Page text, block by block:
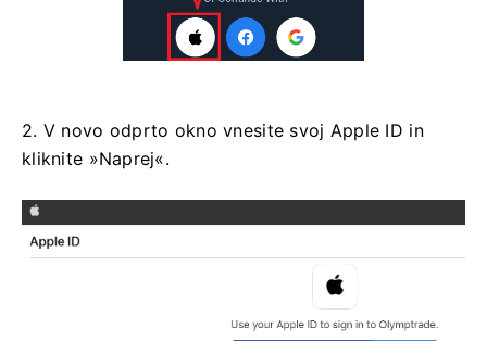
2. V novo odprto okno vnesite svoj Apple ID in
kliknite »Naprej«.